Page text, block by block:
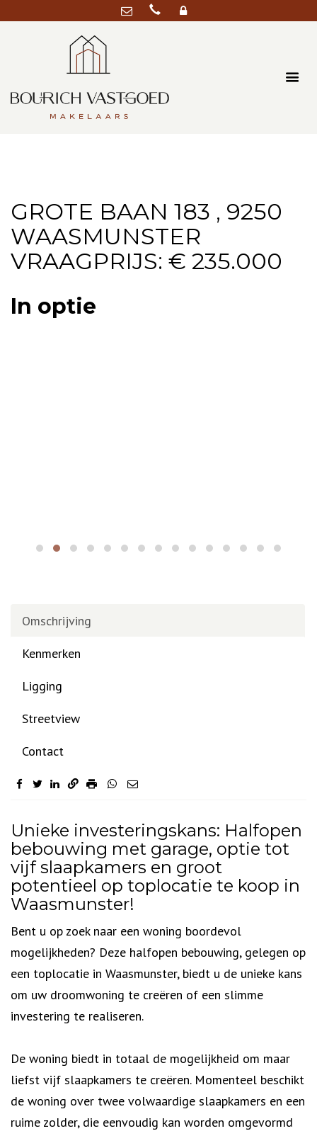
GROTE BAAN 183 , 9250
WAASMUNSTER
VRAAGPRIJS: € 235.000
In optie
Omschrijving
Kenmerken
Ligging
Streetview
Contact
Omschrijving
Unieke investeringskans: Halfopen
bebouwing met garage, optie tot
vijf slaapkamers en groot
potentieel op toplocatie te koop in
Waasmunster!
Bent u op zoek naar een woning boordevol
mogelijkheden? Deze halfopen bebouwing, gelegen op
een toplocatie in Waasmunster, biedt u de unieke kans
om uw droomwoning te creëren of een slimme
investering te realiseren.
De woning biedt in totaal de mogelijkheid om maar
liefst vijf slaapkamers te creëren. Momenteel beschikt
de woning over twee volwaardige slaapkamers en een
ruime zolder, die eenvoudig kan worden omgevormd